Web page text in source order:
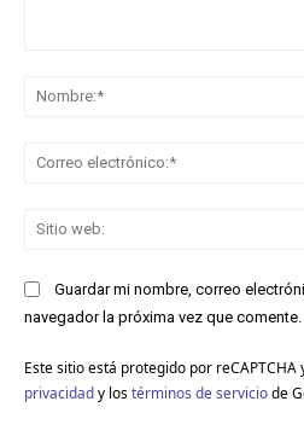
Guardar mi nombre, correo
navegador la próxima vez que comente.
Este sitio está protegido por reCAPTCHA
privacidady los términos de serviciode